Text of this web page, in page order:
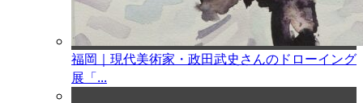
福岡｜現代美術家・政田武史さんのドローイング
展「...